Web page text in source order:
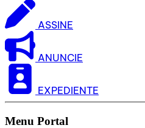
ASSINE
ANUNCIE
EXPEDIENTE
Menu Portal